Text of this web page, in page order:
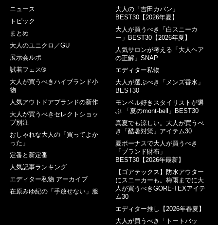
ニュース
トピック
まとめ
大人のユニクロ／GU
展示会ルポ
試着フェス®︎
大人が買うべきハイブランド小
物
人気アウトドアブランドの新作
大人が買うべきセレクトショッ
プ別注
おしゃれな大人の「買ってよか
った」
定番と新定番
人気記事ランキング
エディター私物 アーカイブ
在原みゆ紀の「手放せない」服
大人の「吉田カバン」
BEST30【2026年夏】
大人が買うべき「白スニーカ
ー」BEST30【2026年夏】
人気サロンが考える「大人ヘア
の正解」SNAP
エディター私物
大人が選ぶべき「メンズ香水」
BEST30
モンベル好きスタイリストが選
ぶ 「夏のmont-bell」BEST30
真夏でも涼しい。大人が買うべ
き「酷暑対策」アイテム30
夏ボーナスで大人が買うべき
「ブランド財布」
BEST30【2026年最新】
【ゴアテックス】防水アウター
にスニーカーも。梅雨までに大
人が買うべきGORE-TEXアイテ
ム30
エディター推し【2026年春夏】
大人が買うべき「トートバッ